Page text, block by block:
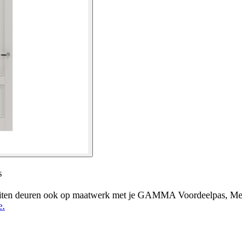
deuren ook op maatwerk met je GAMMA Voordeelpas,